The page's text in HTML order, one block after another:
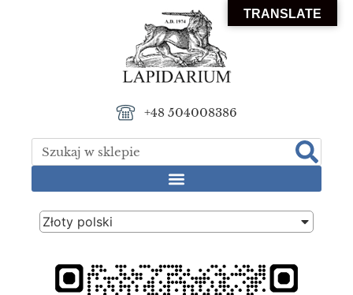
+48 504008386
Złoty polski
TRANSLATE